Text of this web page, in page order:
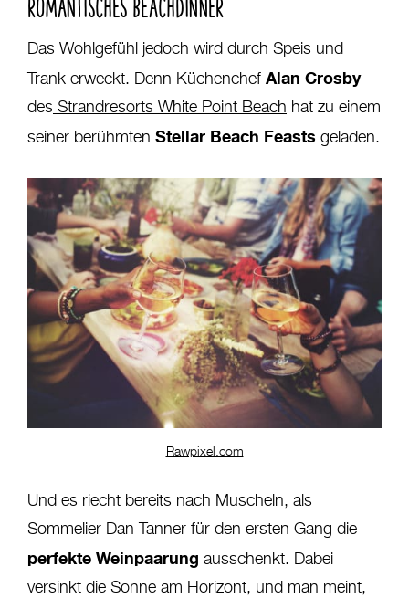
Das Wohlgefühl jedoch wird durch Speis und
Trank erweckt. Denn Küchenchef Alan Crosby
des Strandresorts White Point Beach hat zu einem
seiner berühmten Stellar Beach Feasts geladen.
Rawpixel.com
Und es riecht bereits nach Muscheln, als
Sommelier Dan Tanner für den ersten Gang die
perfekte Weinpaarung ausschenkt. Dabei
versinkt die Sonne am Horizont, und man meint,